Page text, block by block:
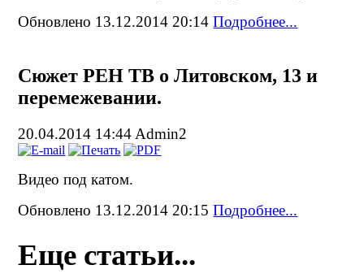
Обновлено 13.12.2014 20:14Подробнее...
Сюжет РЕН ТВ о Литовском, 13 и
перемежевании.
20.04.2014 14:44 Admin2
Видео под катом.
Обновлено 13.12.2014 20:15Подробнее...
Еще статьи...